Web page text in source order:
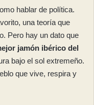
hablar de política.
una teoría que
Pero hay un dato que
jamón ibérico del
bajo el sol extremeño.
que vive, respira y